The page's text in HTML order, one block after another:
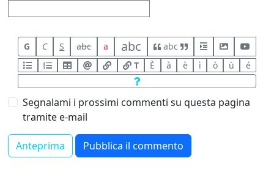
G C S abc a abc
abc
T
È à è ì ò ù é
Segnalami i prossimi commenti su questa pagina
tramite e-mail